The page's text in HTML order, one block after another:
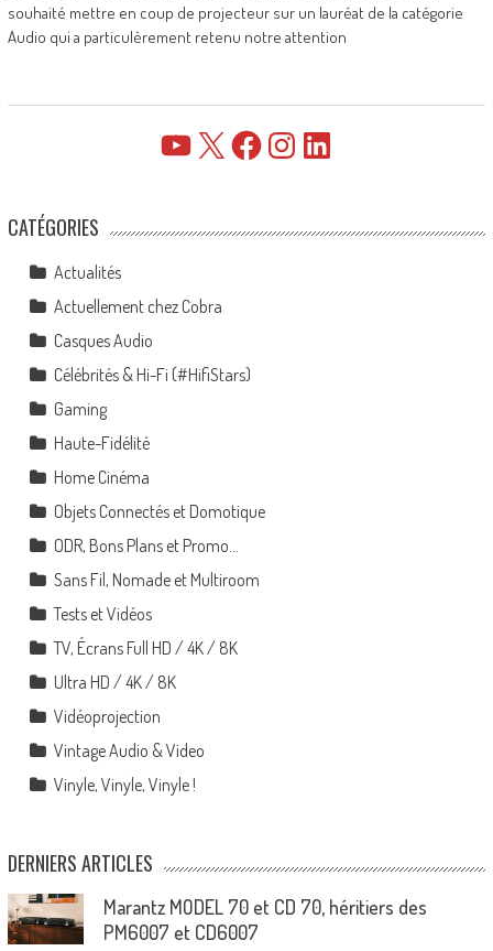
souhaité mettre en coup de projecteur sur un lauréat de la catégorie
Audio qui a particulèrement retenu notre attention
YouTube FacebookInstagramLinkedIn
CATÉGORIES
Actualités
Actuellement chez Cobra
Casques Audio
Célébrités & Hi-Fi (#HifiStars)
Gaming
Haute-Fidélité
Home Cinéma
Objets Connectés et Domotique
ODR, Bons Plans et Promo…
Sans Fil, Nomade et Multiroom
Tests et Vidéos
TV, Écrans Full HD / 4K / 8K
Ultra HD / 4K / 8K
Vidéoprojection
Vintage Audio & Video
Vinyle, Vinyle, Vinyle !
DERNIERS ARTICLES
Marantz MODEL 70 et CD 70, héritiers des
PM6007 et CD6007